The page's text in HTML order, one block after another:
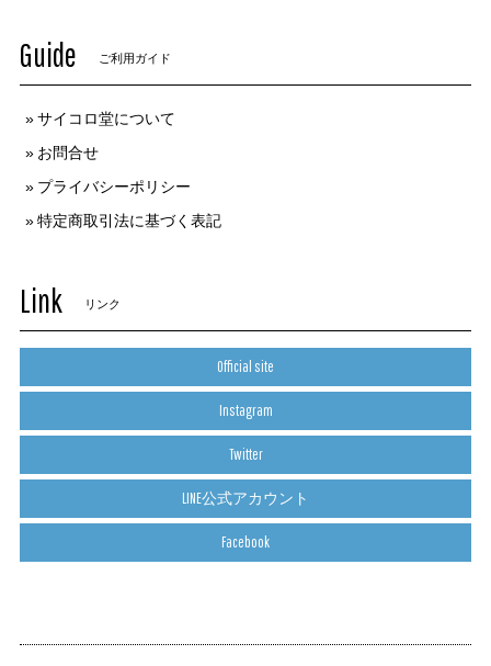
Guide ご利用ガイド
サイコロ堂について
お問合せ
プライバシーポリシー
特定商取引法に基づく表記
Link リンク
Official site
Instagram
Twitter
LINE公式アカウント
Facebook